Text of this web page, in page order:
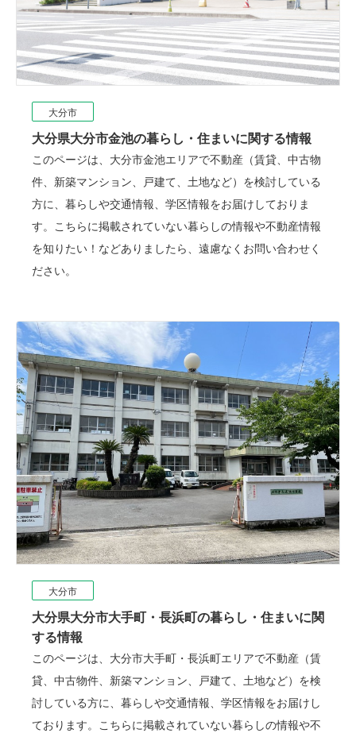
大分市
大分県大分市金池の暮らし・住まいに関する情報
このページは、大分市金池エリアで不動産（賃貸、中古物
件、新築マンション、戸建て、土地など）を検討している
方に、暮らしや交通情報、学区情報をお届けしておりま
す。こちらに掲載されていない暮らしの情報や不動産情報
を知りたい！などありましたら、遠慮なくお問い合わせく
ださい。
大分市
大分県大分市大手町・長浜町の暮らし・住まいに関
する情報
このページは、大分市大手町・長浜町エリアで不動産（賃
貸、中古物件、新築マンション、戸建て、土地など）を検
討している方に、暮らしや交通情報、学区情報をお届けし
ております。こちらに掲載されていない暮らしの情報や不